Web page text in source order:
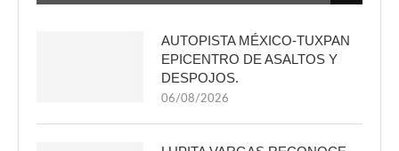
AUTOPISTA MÉXICO-TUXPAN
EPICENTRO DE ASALTOS Y
DESPOJOS.
06/08/2026